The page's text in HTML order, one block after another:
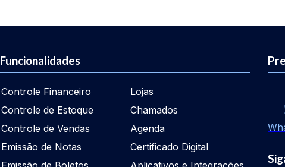
Funcionalidades
Controle Financeiro
Controle de Estoque
Controle de Vendas
Emissão de Notas
Lojas
Chamados
Agenda
Certificado Digital